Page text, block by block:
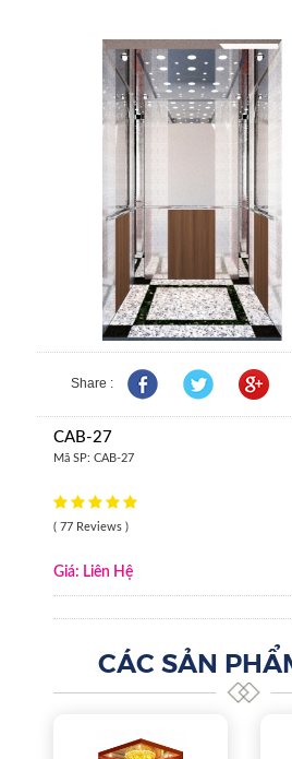
Share :
CAB-27
Mã SP: CAB-27
( 77 Reviews )
Giá: Liên Hệ
CÁC SẢN